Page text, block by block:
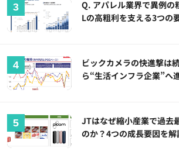
Q. アパレル業界で異例
Lの高粗利を支える3つの
ビックカメラの快進撃は
ら“生活インフラ企業”へ
JTはなぜ縮小産業で過去
のか？4つの成長要因を解